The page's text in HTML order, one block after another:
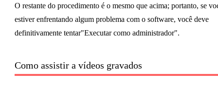
O restante do procedimento é o mesmo que acima; portanto, se
estiver enfrentando algum problema com o software, você deve
definitivamente tentar"Executar como administrador".
Como assistir a vídeos gravados